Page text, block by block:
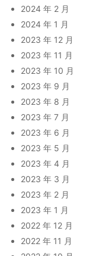
2024 年 2 月
2024 年 1 月
2023 年 12 月
2023 年 11 月
2023 年 10 月
2023 年 9 月
2023 年 8 月
2023 年 7 月
2023 年 6 月
2023 年 5 月
2023 年 4 月
2023 年 3 月
2023 年 2 月
2023 年 1 月
2022 年 12 月
2022 年 11 月